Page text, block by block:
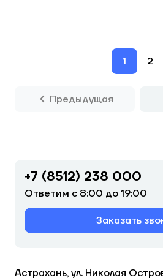
1 2
Предыдущая
+7 (8512) 238 000
Ответим с 8:00 до 19:00
Заказать
Астрахань, ул. Николая